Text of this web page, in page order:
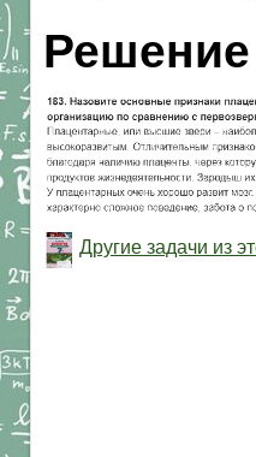
Решение
Другие задачи из